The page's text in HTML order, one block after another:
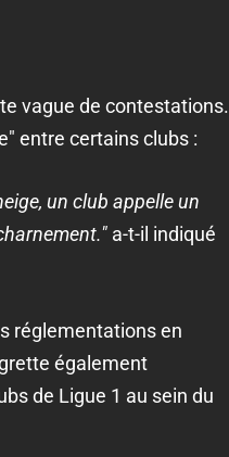
vague de contestations.
entre certains clubs :
un club appelle un
a-t-il indiqué
réglementations en
également
de Ligue 1 au sein du